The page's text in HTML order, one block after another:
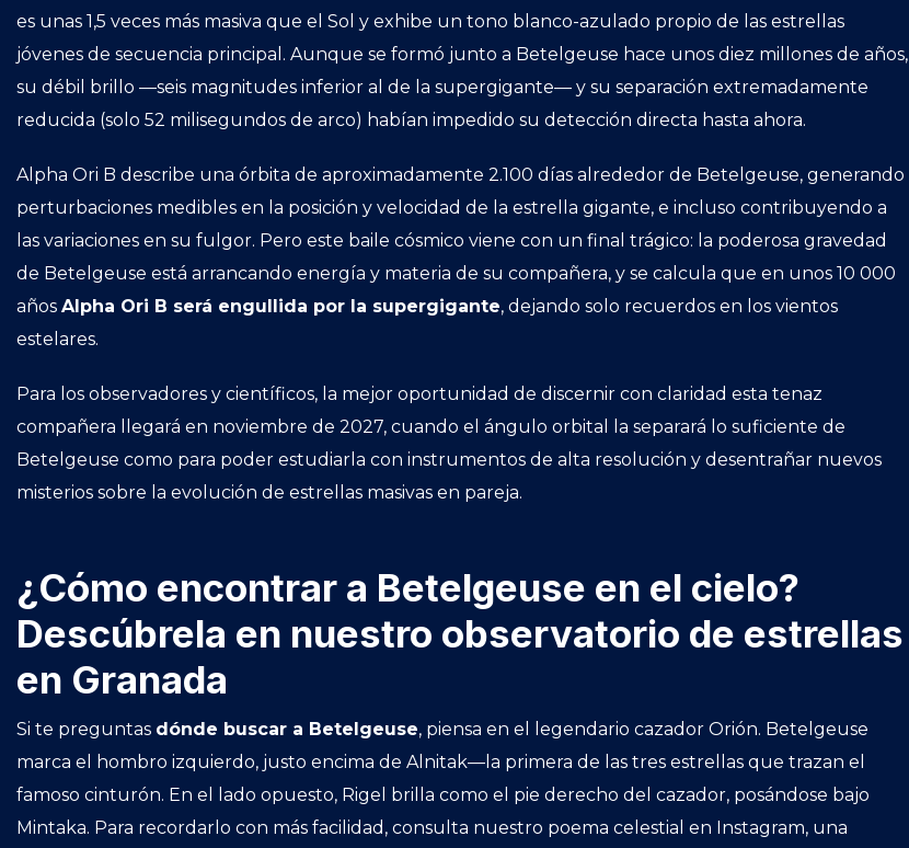
es unas 1,5 veces más masiva que el Sol y exhibe un tono blanco-azulado propio de las estrellas
jóvenes de secuencia principal. Aunque se formó junto a Betelgeuse hace unos diez millones de años,
su débil brillo —seis magnitudes inferior al de la supergigante— y su separación extremadamente
reducida (solo 52 milisegundos de arco) habían impedido su detección directa hasta ahora.
Alpha Ori B describe una órbita de aproximadamente 2.100 días alrededor de Betelgeuse, generando
perturbaciones medibles en la posición y velocidad de la estrella gigante, e incluso contribuyendo a
las variaciones en su fulgor. Pero este baile cósmico viene con un final trágico: la poderosa gravedad
de Betelgeuse está arrancando energía y materia de su compañera, y se calcula que en unos 10 000
años Alpha Ori B será engullida por la supergigante, dejando solo recuerdos en los vientos
estelares.
Para los observadores y científicos, la mejor oportunidad de discernir con claridad esta tenaz
compañera llegará en noviembre de 2027, cuando el ángulo orbital la separará lo suficiente de
Betelgeuse como para poder estudiarla con instrumentos de alta resolución y desentrañar nuevos
misterios sobre la evolución de estrellas masivas en pareja.
¿Cómo encontrar a Betelgeuse en el cielo?
Descúbrela en nuestro observatorio de estrellas
en Granada
Si te preguntas dónde buscar a Betelgeuse, piensa en el legendario cazador Orión. Betelgeuse
marca el hombro izquierdo, justo encima de Alnitak—la primera de las tres estrellas que trazan el
famoso cinturón. En el lado opuesto, Rigel brilla como el pie derecho del cazador, posándose bajo
Mintaka. Para recordarlo con más facilidad, consulta nuestro poema celestial en Instagram, una